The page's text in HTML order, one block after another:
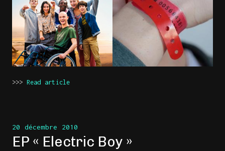
>>> Read article
20 décembre 2010
EP « Electric Boy »